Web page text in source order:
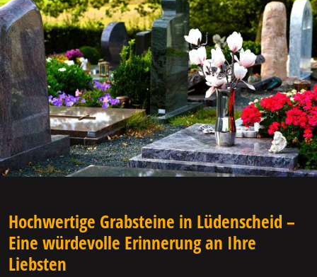
Hochwertige Grabsteine in Lüdenscheid –
Eine würdevolle Erinnerung an Ihre
Liebsten